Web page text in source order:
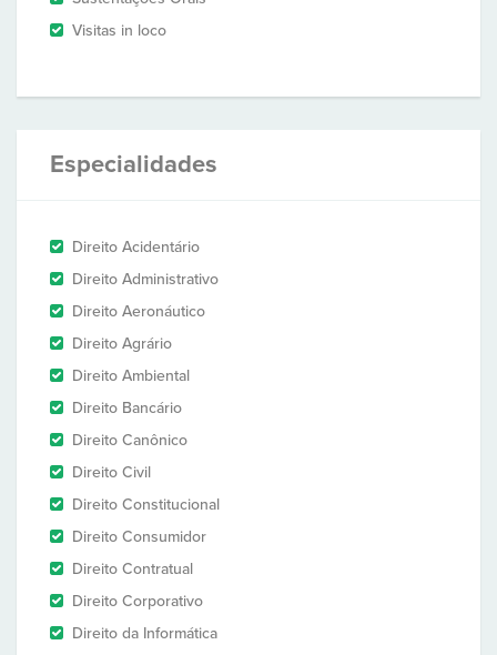
Visitas in loco
Especialidades
Direito Acidentário
Direito Administrativo
Direito Aeronáutico
Direito Agrário
Direito Ambiental
Direito Bancário
Direito Canônico
Direito Civil
Direito Constitucional
Direito Consumidor
Direito Contratual
Direito Corporativo
Direito da Informática